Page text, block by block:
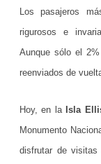
Los pasajeros
rigurosos e
Aunque sólo el
reenviados de
Hoy, en la Isla
Monumento
disfrutar de